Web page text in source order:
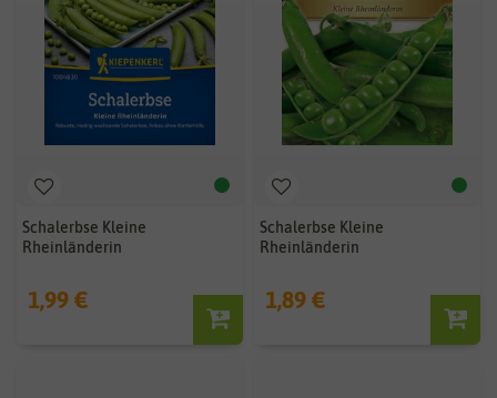
Schalerbse Kleine
Rheinländerin
1,99 €
Schalerbse Kleine
Rheinländerin
1,89 €